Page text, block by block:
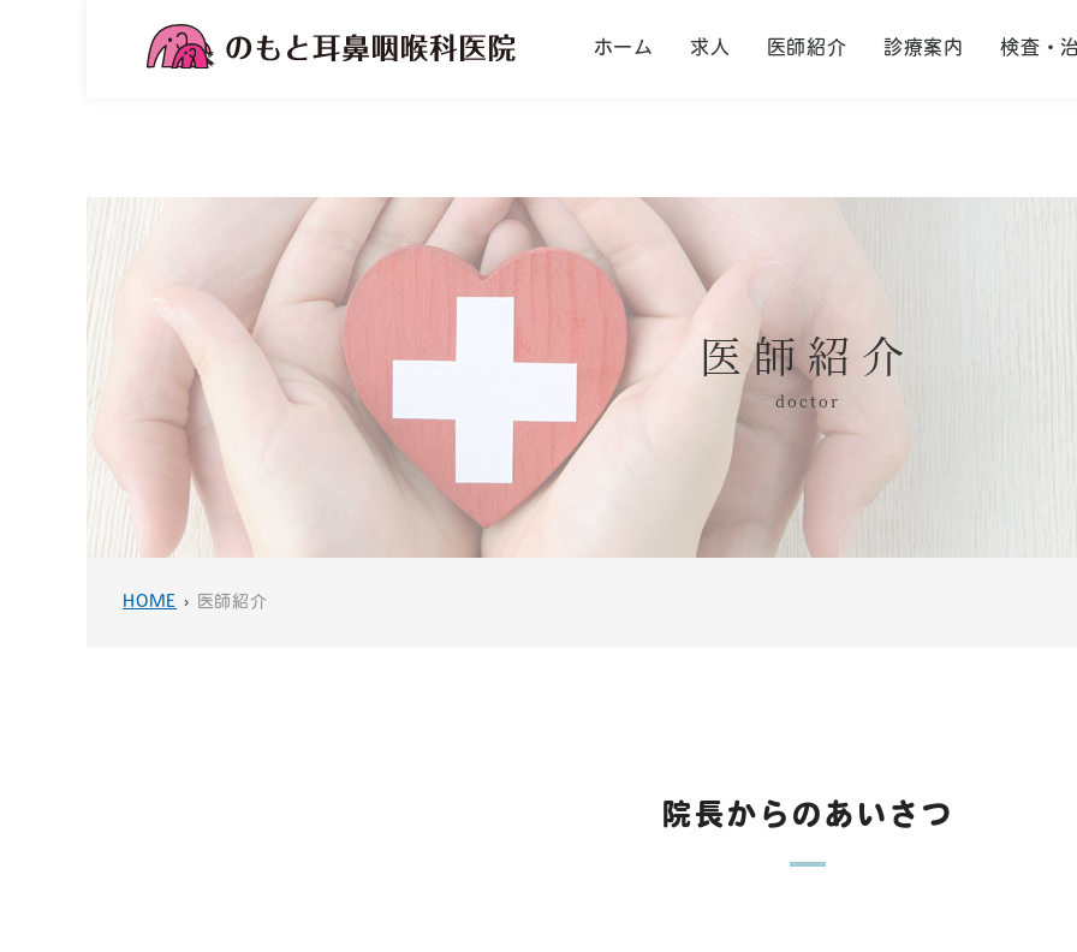
ホーム 求人 医師紹介 診療案内 検査・
医師紹介
HOME › 医師紹介
院長からのあいさつ